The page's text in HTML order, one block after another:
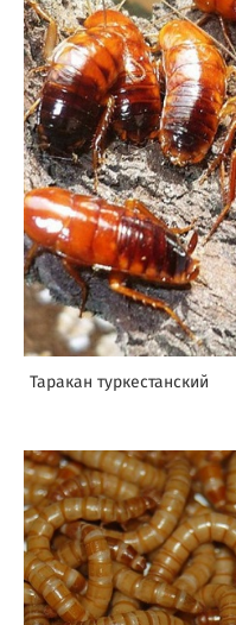
Таракан туркестанский